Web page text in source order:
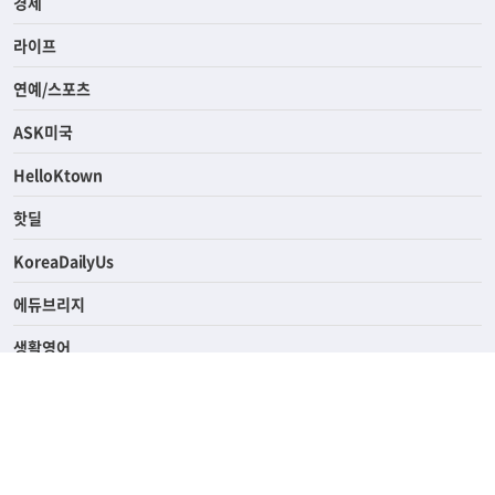
사회
경제
라이프
연예/스포츠
ASK미국
HelloKtown
핫딜
KoreaDailyUs
에듀브리지